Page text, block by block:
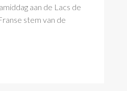
aan de Lacs de
stem van de